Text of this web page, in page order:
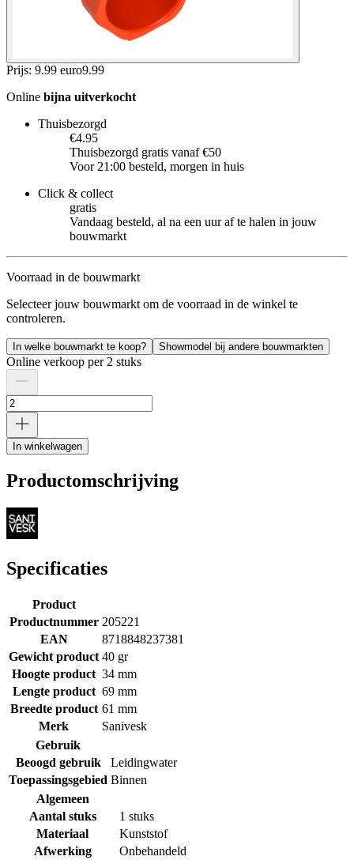
Prijs: 9.99 euro9.99
Online bijna uitverkocht
Thuisbezorgd
€4.95
Thuisbezorgd gratis vanaf €50
Voor 21:00 besteld, morgen in huis
Click & collect
gratis
Vandaag besteld, al na een uur af te halen in jouw
bouwmarkt
Voorraad in de bouwmarkt
Selecteer jouw bouwmarkt om de voorraad in de winkel te
controleren.
In welke bouwmarkt te koop? Showmodel bij andere bouwmarkten
Online verkoop per 2 stuks
In winkelwagen
Productomschrijving
Specificaties
Product
Productnummer 205221
EAN
8718848237381
Gewicht product 40 gr
Hoogte product 34 mm
Lengte product 69 mm
Breedte product 61 mm
Merk
Sanivesk
Gebruik
Beoogd gebruik
Leidingwater
Toepassingsgebied Binnen
Algemeen
Aantal stuks
1 stuks
Materiaal
Kunststof
Afwerking
Onbehandeld